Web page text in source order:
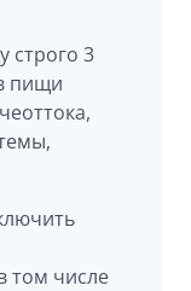
строго 3
пищи
том числе